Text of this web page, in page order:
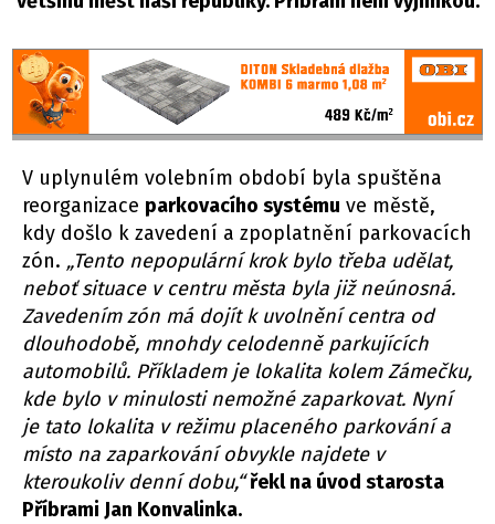
V uplynulém volebním období byla spuštěna
reorganizace parkovacího systému ve městě,
kdy došlo k zavedení a zpoplatnění parkovacích
zón. „Tento nepopulární krok bylo třeba udělat,
neboť situace v centru města byla již neúnosná.
Zavedením zón má dojít k uvolnění centra od
dlouhodobě, mnohdy celodenně parkujících
automobilů. Příkladem je lokalita kolem Zámečku,
kde bylo v minulosti nemožné zaparkovat. Nyní
je tato lokalita v režimu placeného parkování a
místo na zaparkování obvykle najdete v
kteroukoliv denní dobu,“ řekl na úvod starosta
Příbrami Jan Konvalinka.